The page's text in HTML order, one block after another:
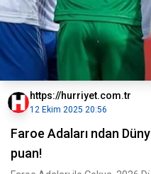
https://hurriyet.com.tr
12 Ekim 2025 20:56
Faroe Adaları ndan
puan!